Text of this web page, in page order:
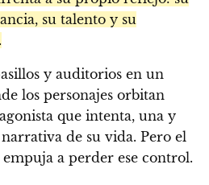
su talento y su
y auditorios en un
los personajes orbitan
que intenta, una y
de su vida. Pero el
a perder ese control.